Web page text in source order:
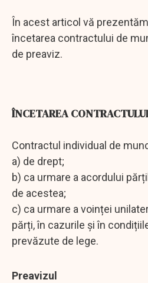
În acest articol vă
încetarea contractului de
de preaviz.
ÎNCETAREA
Contractul individual de
a) de drept;
b) ca urmare a acordului
de acestea;
c) ca urmare a voinței
părți, în cazurile și în
prevăzute de lege.
Preavizul